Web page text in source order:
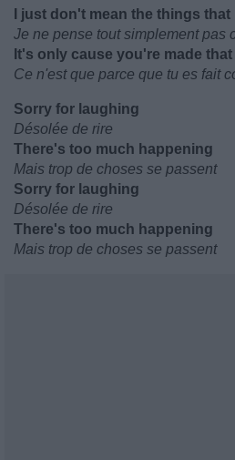
I just don't mean the things that
Je ne pense tout simplement pas
It's only cause you're made that
Ce n'est que parce que tu es fait
Sorry for laughing
Désolée de rire
There's too much happening
Mais trop de choses se passent
Sorry for laughing
Désolée de rire
There's too much happening
Mais trop de choses se passent